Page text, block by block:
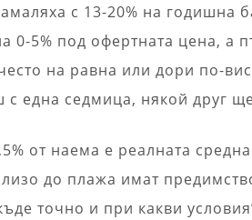
с 13-20% на годишна
0-5% под офертната цена, а
на равна или дори по-
с една седмица, някой друг
от наема е реалната
до плажа имат
точно и при какви